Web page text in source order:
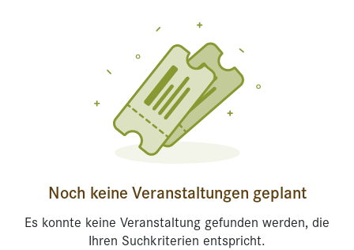
Noch keine Veranstaltungen geplant
Es konnte keine Veranstaltung gefunden werden, die
Ihren Suchkriterien entspricht.